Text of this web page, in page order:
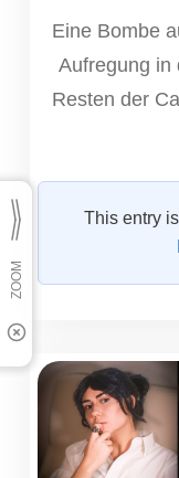
Eine Bombe
Aufregung in
Resten der
This entry